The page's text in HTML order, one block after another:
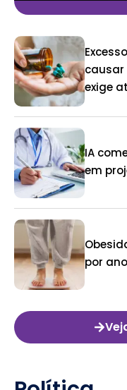
causar
exige
IA
em
por